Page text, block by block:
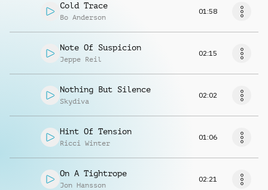
Cold Trace
Bo Anderson
01:58
Note Of Suspicion
Jeppe Reil
02:15
Nothing But Silence
Skydiva
02:02
Hint Of Tension
Ricci Winter
01:06
On A Tightrope
Jon Hansson
02:21